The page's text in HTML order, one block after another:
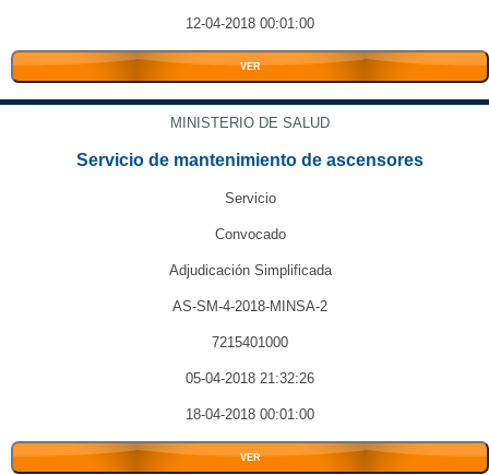
12-04-2018 00:01:00
VER
MINISTERIO DE SALUD
Servicio de mantenimiento de ascensores
Servicio
Convocado
Adjudicación Simplificada
AS-SM-4-2018-MINSA-2
7215401000
05-04-2018 21:32:26
18-04-2018 00:01:00
VER